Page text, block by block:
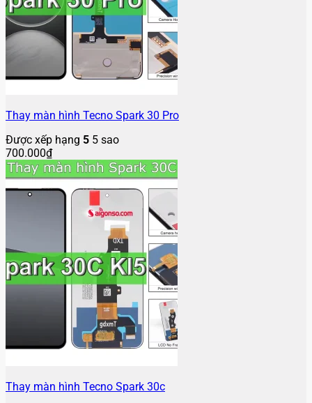
Thay màn hình Tecno Spark 30 Pro
Được xếp hạng 5 5 sao
700.000₫
Thay màn hình Tecno Spark 30c